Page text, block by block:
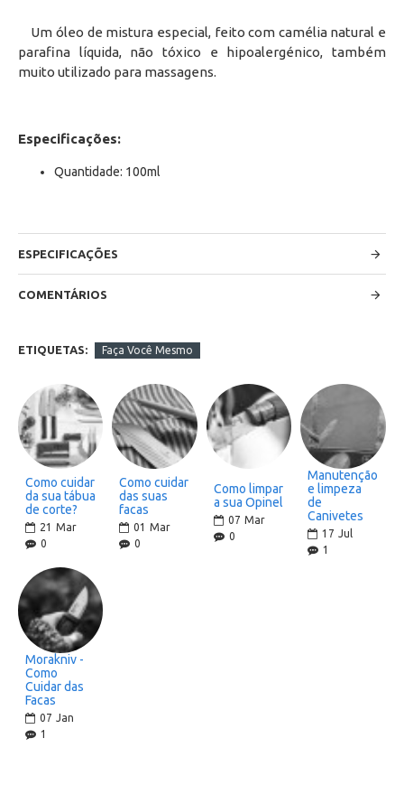
Um óleo de mistura especial, feito com camélia natural e
parafina líquida, não tóxico e hipoalergénico, também
muito utilizado para massagens.
Especificações:
Quantidade: 100ml
ESPECIFICAÇÕES
COMENTÁRIOS
ETIQUETAS: Faça Você Mesmo
Como cuidar
da sua tábua
de corte?
21 Mar
0
Como cuidar
das suas
facas
01 Mar
0
Como limpar
a sua Opinel
07 Mar
0
Manutenção
e limpeza
de
Canivetes
17 Jul
1
Morakniv -
Como
Cuidar das
Facas
07 Jan
1